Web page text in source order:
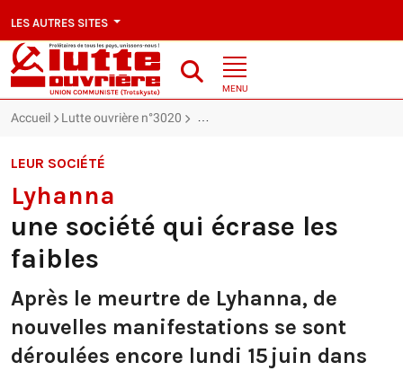
LES AUTRES SITES
MENU
Accueil Lutte ouvrière n°3020 Lyhanna : une société qui écrase les
LEUR SOCIÉTÉ
Lyhanna
une société qui écrase les
faibles
Après le meurtre de Lyhanna, de
nouvelles manifestations se sont
déroulées encore lundi 15 juin dans